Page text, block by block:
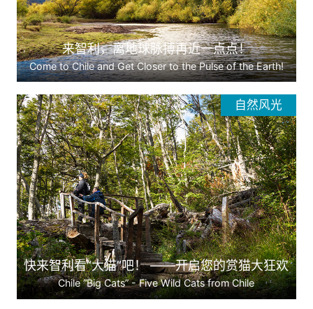
来智利，离地球脉搏再近一点点！
Come to Chile and Get Closer to the Pulse of the Earth!
快来智利看“大猫”吧！ ——开启您的赏猫大狂欢
Chile “Big Cats” - Five Wild Cats from Chile
自然风光